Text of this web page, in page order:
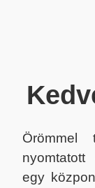
Örömmel
nyomtatott
egy